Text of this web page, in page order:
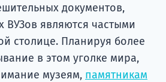
документов,
ВУЗов являются частыми
столице. Планируя более
в этом уголке мира,
музеям, памятникам